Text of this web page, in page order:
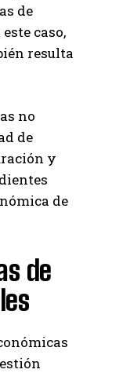
de
caso,
resulta
no
de
y
de
de